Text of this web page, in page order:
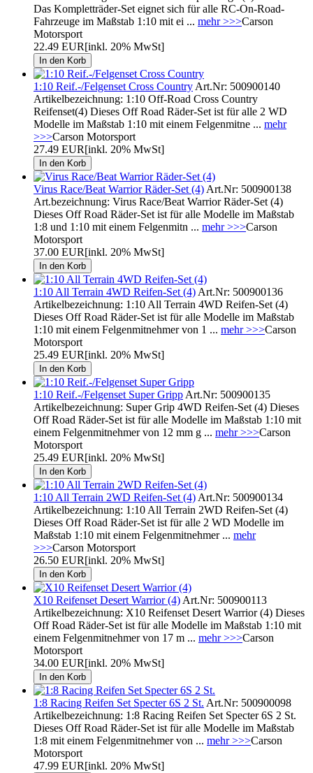
Das Kompletträder-Set eignet sich für alle RC-On-Road-
Fahrzeuge im Maßstab 1:10 mit ei ... mehr >>>Carson
Motorsport
22.49 EUR[inkl. 20% MwSt]
1:10 Reif.-/Felgenset Cross Country Art.Nr: 500900140
Artikelbezeichnung: 1:10 Off-Road Cross Country
Reifenset(4) Dieses Off Road Räder-Set ist für alle 2 WD
Modelle im Maßstab 1:10 mit einem Felgenmitne ... mehr
>>>Carson Motorsport
27.49 EUR[inkl. 20% MwSt]
Virus Race/Beat Warrior Räder-Set (4) Art.Nr: 500900138
Art.bezeichnung: Virus Race/Beat Warrior Räder-Set (4)
Dieses Off Road Räder-Set ist für alle Modelle im Maßstab
1:8 und 1:10 mit einem Felgenmitn ... mehr >>>Carson
Motorsport
37.00 EUR[inkl. 20% MwSt]
1:10 All Terrain 4WD Reifen-Set (4) Art.Nr: 500900136
Artikelbezeichnung: 1:10 All Terrain 4WD Reifen-Set (4)
Dieses Off Road Räder-Set ist für alle Modelle im Maßstab
1:10 mit einem Felgenmitnehmer von 1 ... mehr >>>Carson
Motorsport
25.49 EUR[inkl. 20% MwSt]
1:10 Reif.-/Felgenset Super Gripp Art.Nr: 500900135
Artikelbezeichnung: Super Grip 4WD Reifen-Set (4) Dieses
Off Road Räder-Set ist für alle Modelle im Maßstab 1:10 mit
einem Felgenmitnehmer von 12 mm g ... mehr >>>Carson
Motorsport
25.49 EUR[inkl. 20% MwSt]
1:10 All Terrain 2WD Reifen-Set (4) Art.Nr: 500900134
Artikelbezeichnung: 1:10 All Terrain 2WD Reifen-Set (4)
Dieses Off Road Räder-Set ist für alle 2 WD Modelle im
Maßstab 1:10 mit einem Felgenmitnehmer ... mehr
>>>Carson Motorsport
26.50 EUR[inkl. 20% MwSt]
X10 Reifenset Desert Warrior (4) Art.Nr: 500900113
Artikelbezeichnung: X10 Reifenset Desert Warrior (4) Dieses
Off Road Räder-Set ist für alle Modelle im Maßstab 1:10 mit
einem Felgenmitnehmer von 17 m ... mehr >>>Carson
Motorsport
34.00 EUR[inkl. 20% MwSt]
1:8 Racing Reifen Set Specter 6S 2 St. Art.Nr: 500900098
Artikelbezeichnung: 1:8 Racing Reifen Set Specter 6S 2 St.
Dieses Off Road Räder-Set ist für alle Modelle im Maßstab
1:8 mit einem Felgenmitnehmer von ... mehr >>>Carson
Motorsport
47.99 EUR[inkl. 20% MwSt]